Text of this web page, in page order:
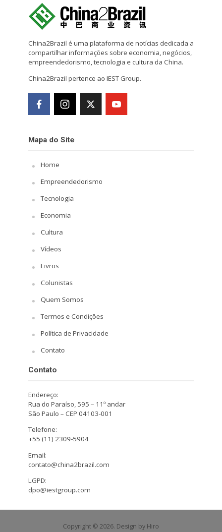
China2Brazil é uma plataforma de notícias dedicada a
compartilhar informações sobre economia, negócios,
empreendedorismo, tecnologia e cultura da China.
China2Brazil pertence ao IEST Group.
Mapa do Site
Home
Empreendedorismo
Tecnologia
Economia
Cultura
Vídeos
Livros
Colunistas
Quem Somos
Termos e Condições
Política de Privacidade
Contato
Contato
Endereço:
Rua do Paraíso, 595 – 11º andar
São Paulo – CEP 04103-001
Telefone:
+55 (11) 2309-5904
Email:
contato@china2brazil.com
LGPD:
dpo@iestgroup.com
Copyright © 2026. Design by Hiro